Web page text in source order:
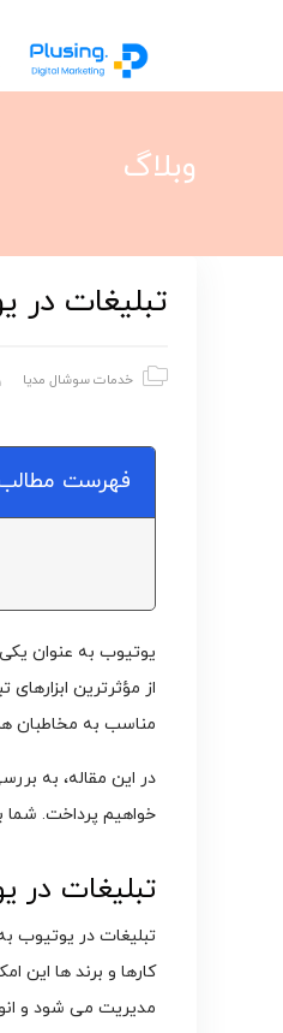
وبلاگ
تبلیغات در
خدمات سوشال مدیا
فهرست
از مؤثرترین
مناسب به مخاطبان
در این مقاله، به
خواهیم پرداخت. شما
تبلیغات
تبلیغات در یوتیوب
کارها و برند ها این
مدیریت می ‌شود و